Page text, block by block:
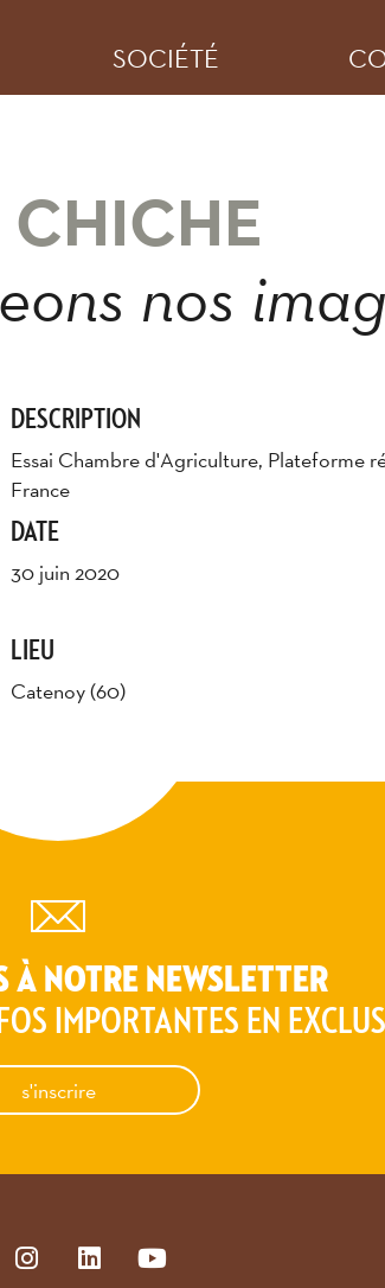
CHICHE
nos
DESCRIPTION
Essai Chambre d'Agriculture, Plateforme
France
DATE
30 juin 2020
LIEU
Catenoy (60)
Baptiste PIAGET
À NOTRE NEWSLETTER
IMPORTANTES EN
s'inscrire
SOCIÉTÉ